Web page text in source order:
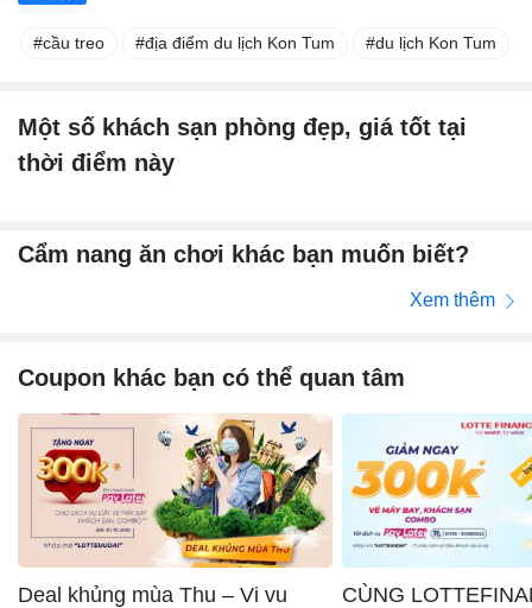
cầu treo địa điểm du lịch Kon Tum du lịch Kon Tum
Một số khách sạn phòng đẹp, giá tốt tại
thời điểm này
Cẩm nang ăn chơi khác bạn muốn biết?
Xem thêm
Coupon khác bạn có thể quan tâm
Deal khủng mùa Thu – Vi vu
CÙNG